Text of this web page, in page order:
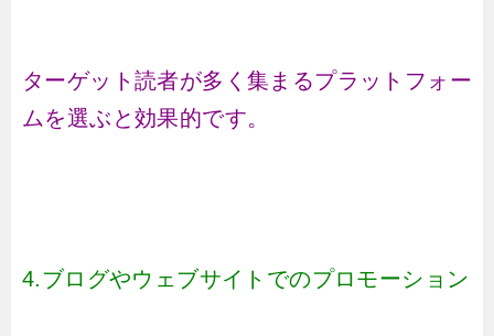
ターゲット読者が多く集まるプラットフォー
ムを選ぶと効果的です。
4.ブログやウェブサイトでのプロモーション